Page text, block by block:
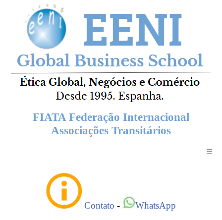
FIATA Federação Internacional
Associações Transitários
☰
Contato - WhatsApp